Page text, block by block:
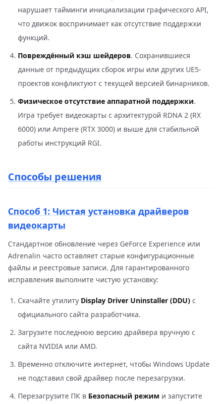
нарушает тайминги инициализации графического API,
что движок воспринимает как отсутствие поддержки
функций.
Повреждённый кэш шейдеров. Сохранившиеся
данные от предыдущих сборок игры или других UE5-
проектов конфликтуют с текущей версией бинарников.
Физическое отсутствие аппаратной поддержки.
Игра требует видеокарты с архитектурой RDNA 2 (RX
6000) или Ampere (RTX 3000) и выше для стабильной
работы инструкций RGI.
Способы решения
Способ 1: Чистая установка драйверов
видеокарты
Стандартное обновление через GeForce Experience или
Adrenalin часто оставляет старые конфигурационные
файлы и реестровые записи. Для гарантированного
исправления выполните чистую установку:
Скачайте утилиту Display Driver Uninstaller (DDU) с
официального сайта разработчика.
Загрузите последнюю версию драйвера вручную с
сайта NVIDIA или AMD.
Временно отключите интернет, чтобы Windows Update
не подставил свой драйвер после перезагрузки.
Перезагрузите ПК в Безопасный режим и запустите